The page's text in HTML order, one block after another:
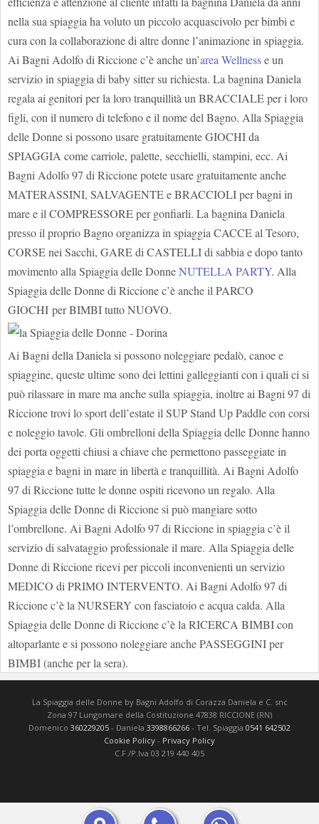
nella sua spiaggia ha voluto un piccolo acquascivolo per bimbi e
cura con la collaborazione di altre donne l’animazione in spiaggia.
Ai Bagni Adolfo di Riccione c’è anche un’area Wellnesse un
servizio in spiaggia di baby sitter su richiesta. La bagnina Daniela
regala ai genitori per la loro tranquillità un BRACCIALE per i loro
figli, con il numero di telefono e il nome del Bagno. Alla Spiaggia
delle Donne si possono usare gratuitamente GIOCHI da
SPIAGGIA come carriole, palette, secchielli, stampini, ecc. Ai
Bagni Adolfo 97 di Riccione potete usare gratuitamente anche
MATERASSINI, SALVAGENTE e BRACCIOLI per bagni in
mare e il COMPRESSORE per gonfiarli. La bagnina Daniela
presso il proprio Bagno organizza in spiaggia CACCE al Tesoro,
CORSE nei Sacchi, GARE di CASTELLI di sabbia e dopo tanto
movimento alla Spiaggia delle DonneNUTELLA PARTY. Alla
Spiaggia delle Donne di Riccione c’è anche il PARCO
GIOCHI per BIMBI tutto NUOVO.
Ai Bagni della Daniela si possono noleggiare pedalò, canoe e
spiaggine, queste ultime sono dei lettini galleggianti con i quali ci si
può rilassare in mare ma anche sulla spiaggia, inoltre ai Bagni 97 di
Riccione trovi lo sport dell’estate il SUP Stand Up Paddle con corsi
e noleggio tavole. Gli ombrelloni della Spiaggia delle Donne hanno
dei porta oggetti chiusi a chiave che permettono passeggiate in
spiaggia e bagni in mare in libertà e tranquillità. Ai Bagni Adolfo
97 di Riccione tutte le donne ospiti ricevono un regalo. Alla
Spiaggia delle Donne di Riccione si può mangiare sotto
l’ombrellone. Ai Bagni Adolfo 97 di Riccione in spiaggia c’è il
servizio di salvataggio professionale il mare. Alla Spiaggia delle
Donne di Riccione ricevi per piccoli inconvenienti un servizio
MEDICO di PRIMO INTERVENTO. Ai Bagni Adolfo 97 di
Riccione c’è la NURSERY con fasciatoio e acqua calda. Alla
Spiaggia delle Donne di Riccione c’è la RICERCA BIMBI con
altoparlante e si possono noleggiare anche PASSEGGINI per
BIMBI (anche per la sera).
La Spiaggia delle Donne by Bagni Adolfo di Corazza Daniela e C. snc
Zona 97 Lungomare della Costituzione 47838 RICCIONE (RN)
Domenico 360229205 - Daniela 3398866266 - Tel. Spiaggia 0541 642502
Cookie Policy - Privacy Policy
C.F./P.Iva 03 219 440 405